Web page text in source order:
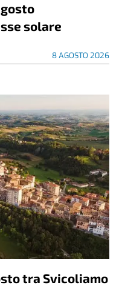
solare
8 AGOSTO 2026
tra Svicoliamo